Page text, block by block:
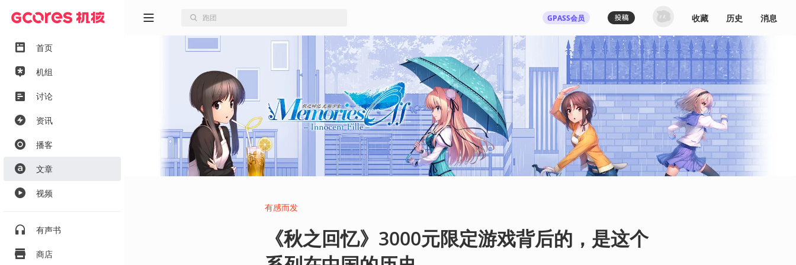
首页
机组
讨论
资讯
播客
文章
视频
有声书
商店
GPASS会员
登录机核你可以：
下载收藏播客节目 多端历史播放同步
发布内容动态/评论 关注喜欢的创作者
登录 / 注册
收藏 历史 消息
有感而发
《秋之回忆》3000元限定游戏背后的，是这个